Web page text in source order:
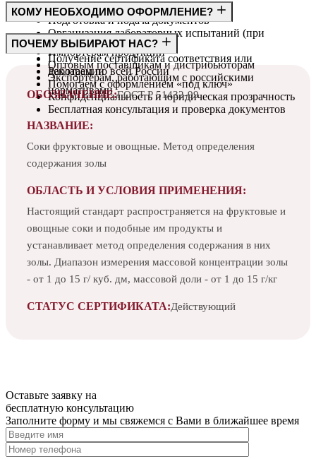
Консультация по требованиям ГОСТ
Подготовка и подача документов
Организация лабораторных испытаний (при
необходимости)
Получение сертификата соответствия или
декларации
КОМУ НЕОБХОДИМО ОФОРМЛЕНИЕ?
Производителям
Импортёрам продукции
Оптовым поставщикам и дистрибьюторам
Экспортёрам, работающим с российскими
нормативами
ПОЧЕМУ ВЫБИРАЮТ НАС?
Работаем по всей России
Помогаем с оформлением «под ключ»
Конфиденциальность и юридическая прозрачность
Бесплатная консультация и проверка документов
ОБОЗНАЧЕНИЕ:ГОСТ Р 51432-99
НАЗВАНИЕ:
Соки фруктовые и овощные. Метод определения
содержания золы
ОБЛАСТЬ И УСЛОВИЯ ПРИМЕНЕНИЯ:
Настоящий стандарт распространяется на фруктовые и
овощные соки и подобные им продукты и
устанавливает метод определения содержания в них
золы. Диапазон измерения массовой концентрации золы
- от 1 до 15 г/ куб. дм, массовой доли - от 1 до 15 г/кг
СТАТУС СЕРТИФИКАТА:Действующий
Оставьте заявку на
бесплатную консультацию
Заполните форму и мы свяжемся с Вами в ближайшее время